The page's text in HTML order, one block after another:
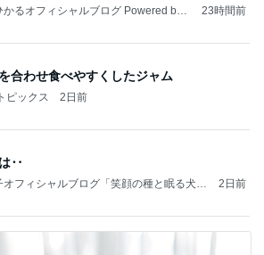
かるオフィシャルブログ Powered by
23時間前
合わせ食べやすくしたジャム
ピックス 2日前
‥
オフィシャルブログ「笑顔の種と眠る犬」
2日前